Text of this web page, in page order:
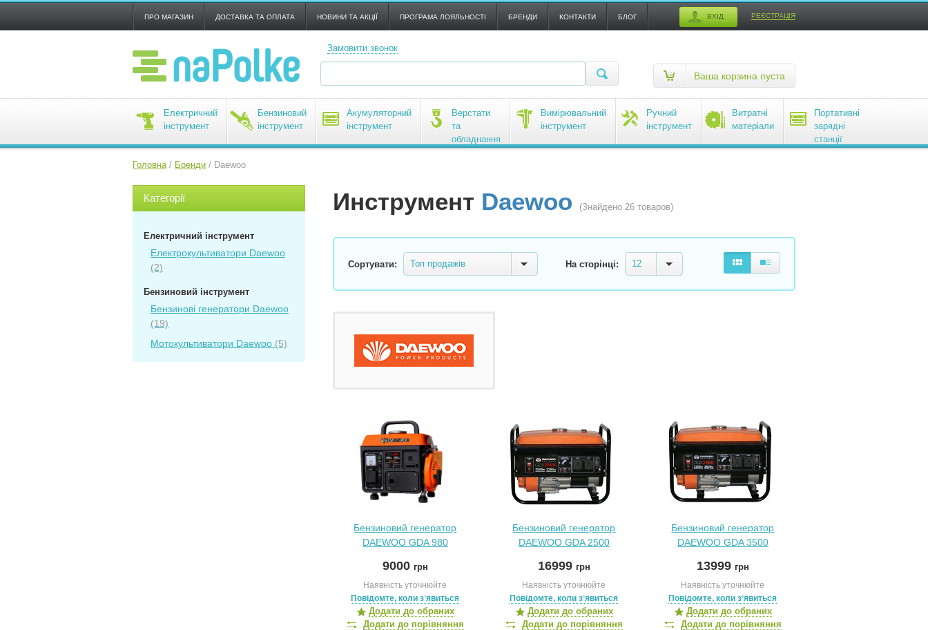
ПРО МАГАЗИН ДОСТАВКА ТА ОПЛАТА НОВИНИ ТА АКЦІЇ ПРОГРАМА ЛОЯЛЬНОСТІ БРЕНДИ КОНТАКТИ БЛОГ ВХІД РЕЄСТРАЦІЯ
Замовити звонок
Ваша корзина пуста
Електричний
інструмент
Бензиновий
інструмент
Акумуляторний
інструмент
Верстати
та
обладнання
Вимірювальний
інструмент
Ручний
інструмент
Витратні
матеріали
Портативні
зарядні
станції
EcoFlow
Головна/ Бренди / Daewoo
Категорії
Електричний інструмент
Електрокультиватори Daewoo
(2)
Бензиновий інструмент
Бензинові генератори Daewoo
(19)
Мотокультиватори Daewoo (5)
Инструмент Daewoo (Знайдено 26 товаров)
Сортувати: Топ продажів На сторінці: 12
Бензиновий генератор
DAEWOO GDA 980
9000 грн
Наявність уточнюйте
Повідомте, коли зʼявиться
Додати до обраних
Додати до порівняння
Бензиновий генератор
DAEWOO GDA 2500
16999 грн
Наявність уточнюйте
Повідомте, коли зʼявиться
Додати до обраних
Додати до порівняння
Бензиновий генератор
DAEWOO GDA 3500
13999 грн
Наявність уточнюйте
Повідомте, коли зʼявиться
Додати до обраних
Додати до порівняння